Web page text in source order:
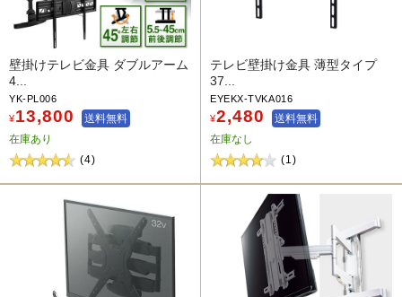
壁掛けテレビ金具 ダブルアーム
4...
YK-PL006
¥13,800
送料無料
在庫あり
(4)
テレビ壁掛け金具 薄型タイプ
37...
EYEKX-TVKA016
¥2,480
送料無料
在庫なし
(1)